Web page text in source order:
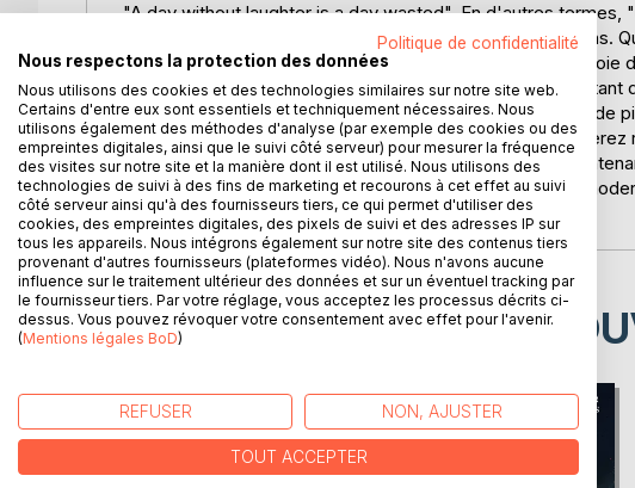
"A day without laughter is a day wasted". En d'autres
maxime de Charlie Chaplin est frappée au coin du bon
procure, à celui ou celle qui en joue en permanence ? La
autres. Chose rare, parfois, dans nos vies traversées par
moment de nous esclaffer, d'éclater de rire, une myriade de
oublier les instants difficiles. Les histoires que vous
sont enrichies, au long cours de leurs pérégrinations.
qui les empêche de vieillir. Vous pourrez ainsi les
votre humeur.
D’AUTRES TITRES À
Politique de confidentialité
Nous respectons la protection des données
Nous utilisons des cookies et des technologies similaires sur notre site web.
Certains d'entre eux sont essentiels et techniquement nécessaires. Nous
utilisons également des méthodes d'analyse (par exemple des cookies ou des
empreintes digitales, ainsi que le suivi côté serveur) pour mesurer la fréquence
des visites sur notre site et la manière dont il est utilisé. Nous utilisons des
technologies de suivi à des fins de marketing et recourons à cet effet au suivi
côté serveur ainsi qu'à des fournisseurs tiers, ce qui permet d'utiliser des
cookies, des empreintes digitales, des pixels de suivi et des adresses IP sur
tous les appareils. Nous intégrons également sur notre site des contenus tiers
provenant d'autres fournisseurs (plateformes vidéo). Nous n'avons aucune
influence sur le traitement ultérieur des données et sur un éventuel tracking par
le fournisseur tiers. Par votre réglage, vous acceptez les processus décrits ci-
dessus. Vous pouvez révoquer votre consentement avec effet pour l'avenir.
(Mentions légales BoD)
REFUSER NON, AJUSTER
TOUT ACCEPTER